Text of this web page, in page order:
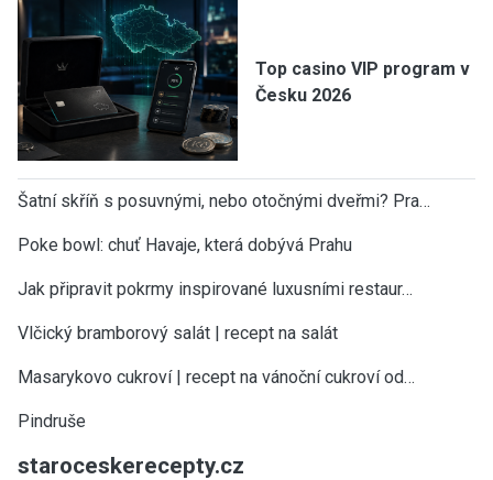
Top casino VIP program v
Česku 2026
Šatní skříň s posuvnými, nebo otočnými dveřmi? Pra…
Poke bowl: chuť Havaje, která dobývá Prahu
Jak připravit pokrmy inspirované luxusními restaur…
Vlčický bramborový salát | recept na salát
Masarykovo cukroví | recept na vánoční cukroví od…
Pindruše
staroceskerecepty.cz